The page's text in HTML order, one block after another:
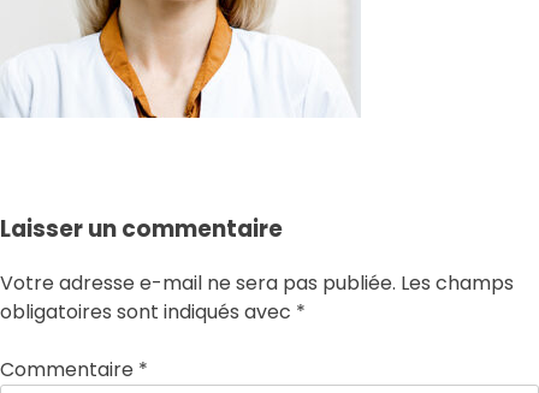
Laisser un commentaire
Votre adresse e-mail ne sera pas publiée. Les champs
obligatoires sont indiqués avec *
Commentaire *